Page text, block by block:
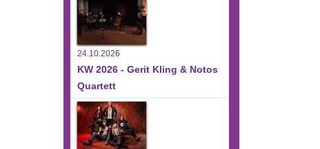
24.10.2026
KW 2026 - Gerit Kling & Notos
Quartett